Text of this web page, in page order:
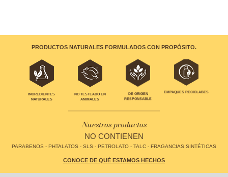
PRODUCTOS NATURALES FORMULADOS CON PROPÓSITO.
INGREDIENTES
NATURALES
NO TESTEADO EN
ANIMALES
DE ORIGEN
RESPONSABLE
EMPAQUES RECICLABES
Nuestros productos
NO CONTIENEN
PARABENOS - PHTALATOS - SLS - PETROLATO - TALC - FRAGANCIAS SINTÉTICAS
CONOCE DE QUÉ ESTAMOS HECHOS